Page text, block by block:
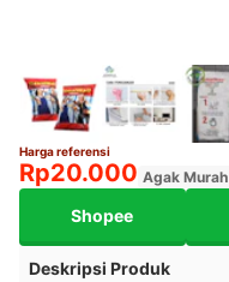
Harga referensi
Rp20.000 Agak Murah
Shopee
Deskripsi Produk